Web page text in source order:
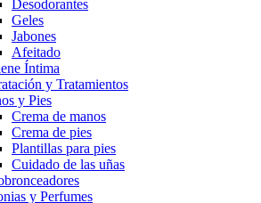
Desodorantes
Geles
Jabones
Afeitado
Íntima
y Tratamientos
y Pies
Crema de manos
Crema de pies
Plantillas para pies
Cuidado de las uñas
y Perfumes